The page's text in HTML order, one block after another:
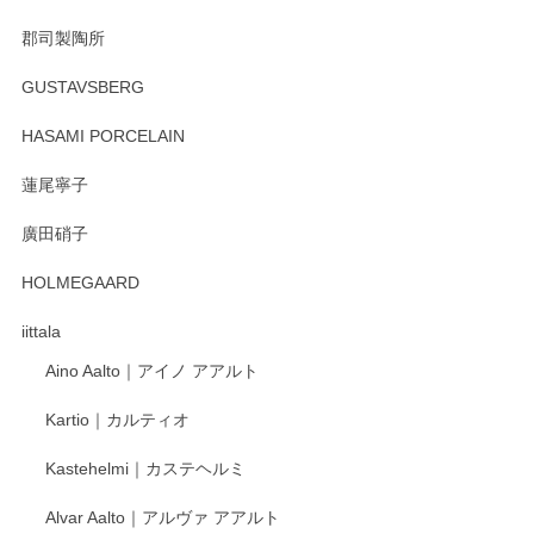
郡司製陶所
GUSTAVSBERG
HASAMI PORCELAIN
蓮尾寧子
廣田硝子
HOLMEGAARD
iittala
Aino Aalto｜アイノ アアルト
Kartio｜カルティオ
Kastehelmi｜カステヘルミ
Alvar Aalto｜アルヴァ アアルト